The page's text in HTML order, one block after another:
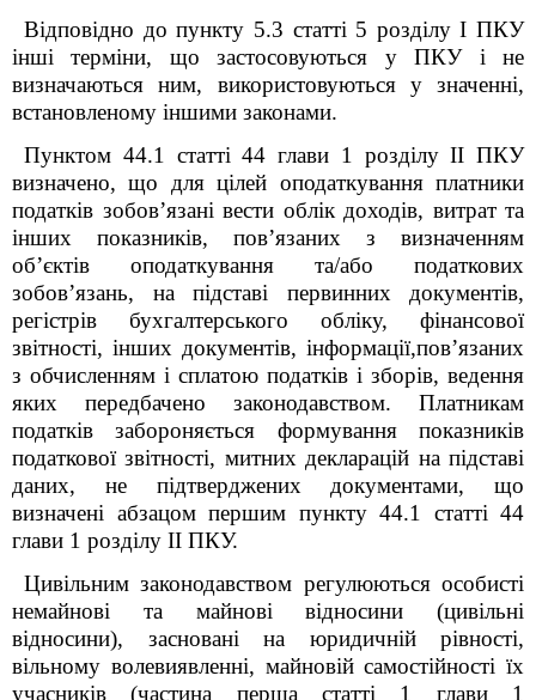
Відповідно до пункту 5.3 статті 5 розділу І ПКУ
інші терміни, що застосовуються у ПКУ і не
визначаються ним, використовуються у значенні,
встановленому іншими законами.
Пунктом 44.1 статті 44 глави 1 розділу ІІ ПКУ
визначено, що для цілей оподаткування платники
податків зобов’язані вести облік доходів, витрат та
інших показників, пов’язаних з визначенням
об’єктів оподаткування та/або податкових
зобов’язань, на підставі первинних документів,
регістрів бухгалтерського обліку, фінансової
звітності, інших документів, інформації,пов’язаних
з обчисленням і сплатою податків і зборів, ведення
яких передбачено законодавством. Платникам
податків забороняється формування показників
податкової звітності, митних декларацій на підставі
даних, не підтверджених документами, що
визначені абзацом першим пункту 44.1 статті 44
глави 1 розділу II ПКУ.
Цивільним законодавством регулюються особисті
немайнові та майнові відносини (цивільні
відносини), засновані на юридичній рівності,
вільному волевиявленні, майновій самостійності їх
учасників (частина перша статті 1 глави 1